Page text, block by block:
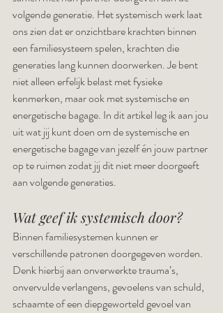
volgende generatie. Het systemisch werk laat
ons zien dat er onzichtbare krachten binnen
een familiesysteem spelen, krachten die
generaties lang kunnen doorwerken. Je bent
niet alleen erfelijk belast met fysieke
kenmerken, maar ook met systemische en
energetische bagage. In dit artikel leg ik aan jou
uit wat jij kunt doen om de systemische en
energetische bagage van jezelf én jouw partner
op te ruimen zodat jij dit niet meer doorgeeft
aan volgende generaties.
Wat geef ik systemisch door?
Binnen familiesystemen kunnen er
verschillende patronen doorgegeven worden.
Denk hierbij aan onverwerkte trauma’s,
onvervulde verlangens, gevoelens van schuld,
schaamte of een diepgeworteld gevoel van